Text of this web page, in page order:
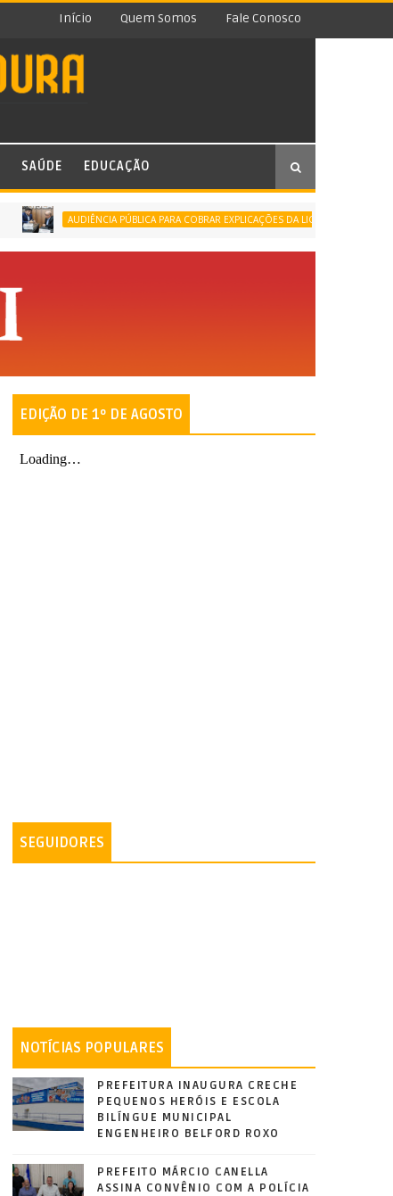
Início Quem Somos Fale Conosco
SAÚDE EDUCAÇÃO
AUDIÊNCIA PÚBLICA PARA COBRAR EXPLICAÇÕES DA LIGHT
EDIÇÃO DE 1º DE AGOSTO
SEGUIDORES
NOTÍCIAS POPULARES
PREFEITURA INAUGURA CRECHE
PEQUENOS HERÓIS E ESCOLA
BILÍNGUE MUNICIPAL
ENGENHEIRO BELFORD ROXO
PREFEITO MÁRCIO CANELLA
ASSINA CONVÊNIO COM A POLÍCIA